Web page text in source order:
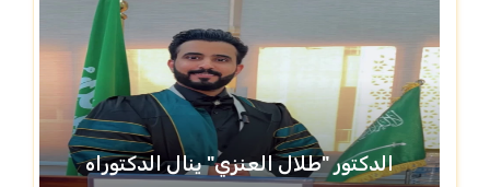
الدكتور "طلال العنزي" ينال الدكتوراه